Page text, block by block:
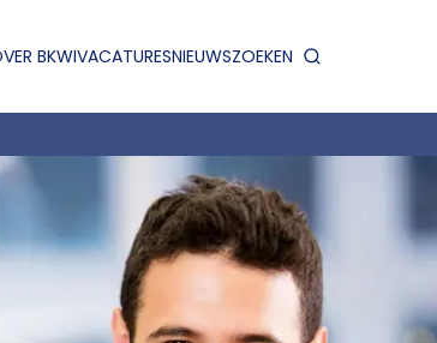
BKWIVACATURESNIEUWSZOEKEN